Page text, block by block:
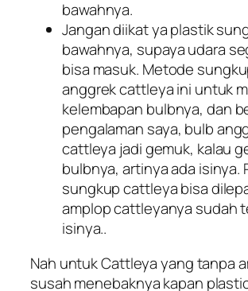
bawahnya.
Jangan diikat ya plastik
bawahnya, supaya udara
bisa masuk. Metode
anggrek cattleya ini untuk
kelembapan bulbnya, dan
pengalaman saya, bulb
cattleya jadi gemuk, kalau
bulbnya, artinya ada isinya.
sungkup cattleya bisa
amplop cattleyanya sudah
isinya..
Nah untuk Cattleya yang tanpa
susah menebaknya kapan